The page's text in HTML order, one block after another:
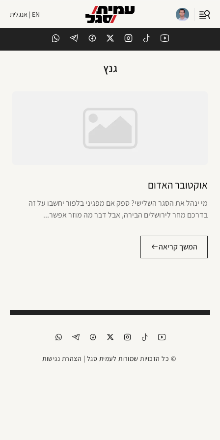
EN | אנגלית
גנץ
אוקטובר האדום
מי ינהל את הסגר השלישי? ספק אם מפגיני בלפור יחשבו על זה
בדרכם מחר לירושלים הבירה, אבל דבר מה מוזר אפשר...
המשך קריאה
© כל הזכויות שמורות לעמית סגל | הצהרת נגישות